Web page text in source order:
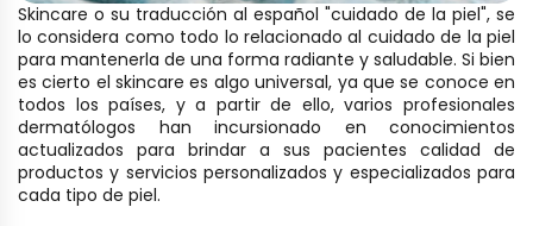
Skincare o su traducción al español "cuidado de la piel", se
lo considera como todo lo relacionado al cuidado de la piel
para mantenerla de una forma radiante y saludable. Si bien
es cierto el skincare es algo universal, ya que se conoce en
todos los países, y a partir de ello, varios profesionales
dermatólogos han incursionado en conocimientos
actualizados para brindar a sus pacientes calidad de
productos y servicios personalizados y especializados para
cada tipo de piel.